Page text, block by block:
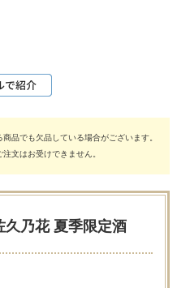
品でも欠品している場合がございます。
文はお受けできません。
久乃花 夏季限定酒